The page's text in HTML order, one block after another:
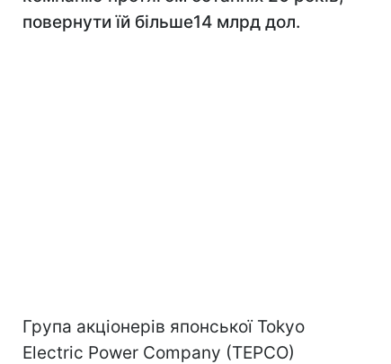
повернути їй більше14 млрд дол.
Група акціонерів японської Tokyo
Electric Power Company (TEPCO)